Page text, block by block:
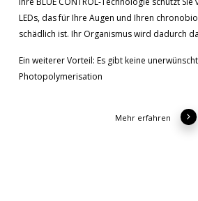
LEDs, das für Ihre Augen und Ihren
schädlich ist. Ihr Organismus wird dadurch
Ein weiterer Vorteil: Es gibt keine
Photopolymerisation
Mehr erfahren